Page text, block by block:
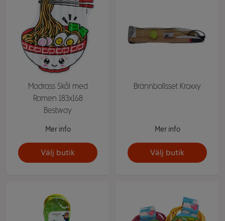
Madrass Skål med
Ramen 183x168
Bestway
Mer info
Välj butik
Brännbollsset Kroxxy
Mer info
Välj butik